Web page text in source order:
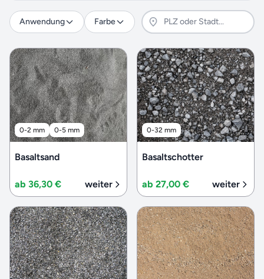
Anwendung Farbe
0-2 mm 0-5 mm
Basaltsand
ab 36,30 € weiter
0-32 mm
Basaltschotter
ab 27,00 € weiter